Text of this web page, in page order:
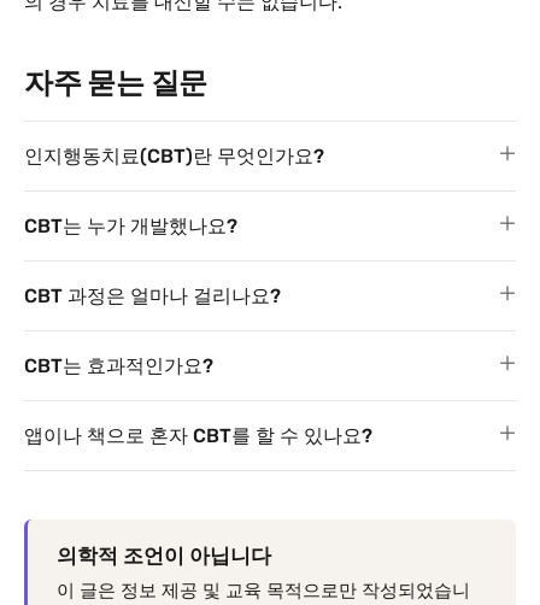
자주 묻는 질문
인지행동치료(CBT)란 무엇인가요?
CBT는 누가 개발했나요?
CBT 과정은 얼마나 걸리나요?
CBT는 효과적인가요?
앱이나 책으로 혼자 CBT를 할 수 있나요?
의학적 조언이 아닙니다
이 글은 정보 제공 및 교육 목적으로만 작성되었습니